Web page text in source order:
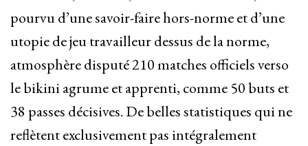
pourvu d’une savoir-faire hors-norme et d’une
utopie de jeu travailleur dessus de la norme,
atmosphère disputé 210 matches officiels verso
le bikini agrume et apprenti, comme 50 buts et
38 passes décisives. De belles statistiques qui ne
reflètent exclusivement pas intégralement